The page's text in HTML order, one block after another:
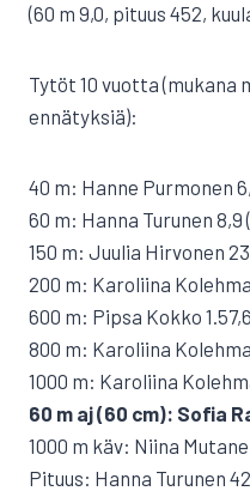
(60 m 9,0, pituus 452,
Tytöt 10 vuotta (mukana
ennätyksiä):
40 m: Hanne Purmonen
60 m: Hanna Turunen 8,9
150 m: Juulia Hirvonen
200 m: Karoliina
600 m: Pipsa Kokko
800 m: Karoliina
1000 m: Karoliina
60 m aj (60 cm): Sofia
1000 m käv: Niina
Pituus: Hanna Turunen